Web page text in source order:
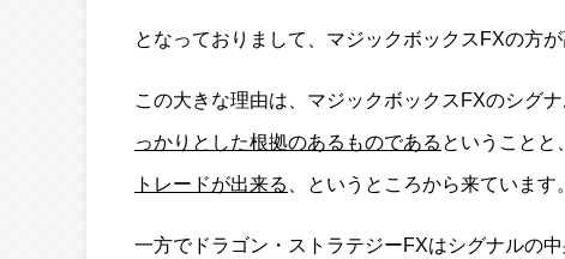
となっておりまして、マジックボックスFXの方
この大きな理由は、マジックボックスFXのシグ
っかりとした根拠のあるものである ということと
トレードが出来る 、というところから来ています。
一方でドラゴン・ストラテジーFXはシグナルの